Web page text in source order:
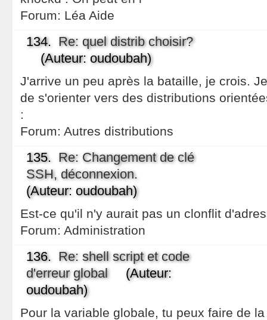
Forum: Léa Aide
134. Re: quel distrib choisir?
(Auteur: oudoubah)
J'arrive un peu après la bataille, je crois.
de s'orienter vers des distributions
:
Forum: Autres distributions
135. Re: Changement de clé
SSH, déconnexion.
(Auteur: oudoubah)
Est-ce qu'il n'y aurait pas un clonflit
Forum: Administration
136. Re: shell script et code
d'erreur global(Auteur:
oudoubah)
Pour la variable globale, tu peux faire de